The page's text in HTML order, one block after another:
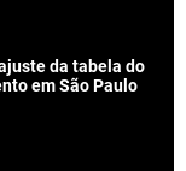
da tabela do
em São Paulo